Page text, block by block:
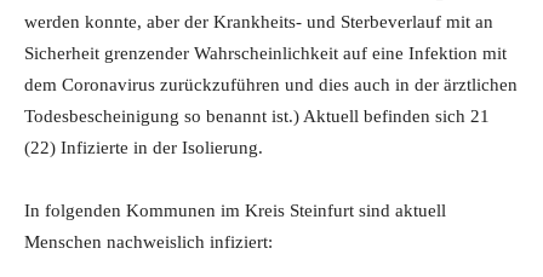
werden konnte, aber der Krankheits- und Sterbeverlauf mit an
Sicherheit grenzender Wahrscheinlichkeit auf eine Infektion mit
dem Coronavirus zurückzuführen und dies auch in der ärztlichen
Todesbescheinigung so benannt ist.) Aktuell befinden sich 21
(22) Infizierte in der Isolierung.
In folgenden Kommunen im Kreis Steinfurt sind aktuell
Menschen nachweislich infiziert: